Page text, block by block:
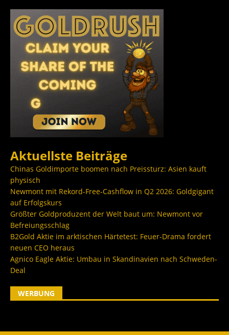
Aktuellste Beiträge
Chinas Goldimporte boomen nach Preissturz: Asien kauft
physisch
Newmont mit Rekord-Free-Cashflow in Q2 2026: Goldgigant
auf Erfolgskurs
Größter Goldproduzent der Welt baut um: Newmont vor
Befreiungsschlag
B2Gold Aktie im arktischen Härtetest: Feuer-Drama fordert
neuen CEO heraus
Agnico Eagle Aktie: Umbau in Skandinavien nach Schweden-
Deal
WERBUNG